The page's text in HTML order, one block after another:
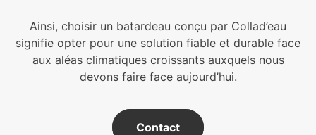
Ainsi, choisir un batardeau conçu par Collad’eau
signifie opter pour une solution fiable et durable face
aux aléas climatiques croissants auxquels nous
devons faire face aujourd’hui.
Contact